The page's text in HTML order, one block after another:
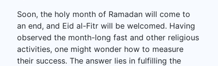
Soon, the holy month of Ramadan will come to
an end, and Eid al-Fitr will be welcomed. Having
observed the month-long fast and other religious
activities, one might wonder how to measure
their success. The answer lies in fulfilling the